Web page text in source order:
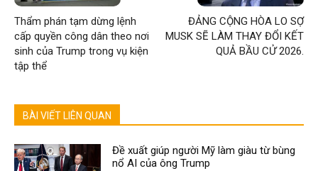
Thẩm phán tạm dừng lệnh
cấp quyền công dân theo nơi
sinh của Trump trong vụ kiện
tập thể
ĐẢNG CỘNG HÒA LO SỢ
MUSK SẼ LÀM THAY ĐỔI KẾT
QUẢ BẦU CỬ 2026.
BÀI VIẾT LIÊN QUAN
Đề xuất giúp người Mỹ làm giàu từ bùng
nổ AI của ông Trump